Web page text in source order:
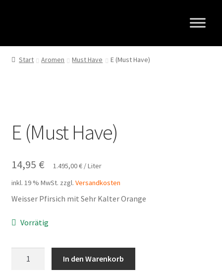
Start Aromen Must Have E (Must Have)
E (Must Have)
14,95 € 1.495,00€ /Liter
inkl. 19 % MwSt. zzgl. Versandkosten
Weisser Pfirsich mit Sehr Kalter Orange
Vorrätig
In den Warenkorb